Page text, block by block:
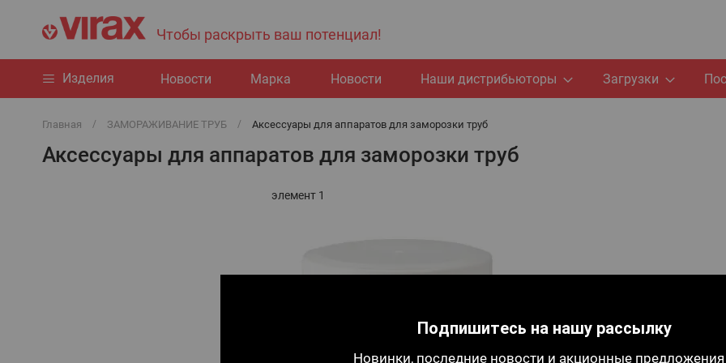
Чтобы раскрыть ваш потенциал!
Изделия Hовости Марка Новости Наши дистрибьюторы Загрузки
Главная ЗАМОРАЖИВАНИЕ ТРУБ Аксессуары для аппаратов для заморозки труб
Аксессуары для аппаратов для заморозки труб
элемент 1
Подпишитесь на нашу рассылку
Новинки, последние новости и акционные